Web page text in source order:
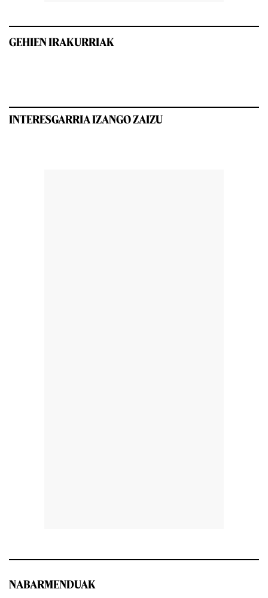
GEHIEN IRAKURRIAK
INTERESGARRIA IZANGO ZAIZU
NABARMENDUAK